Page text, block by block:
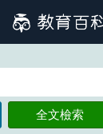
筆畫索引圖示
全文檢索